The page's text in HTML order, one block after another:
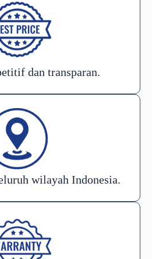
dan transparan.
wilayah Indonesia.